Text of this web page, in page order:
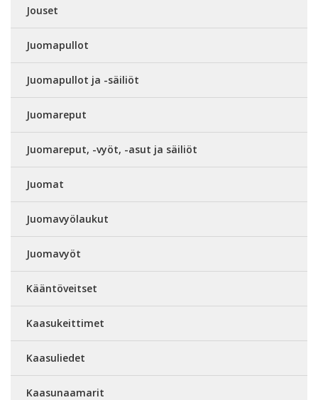
Jouset
Juomapullot
Juomapullot ja -säiliöt
Juomareput
Juomareput, -vyöt, -asut ja säiliöt
Juomat
Juomavyölaukut
Juomavyöt
Kääntöveitset
Kaasukeittimet
Kaasuliedet
Kaasunaamarit